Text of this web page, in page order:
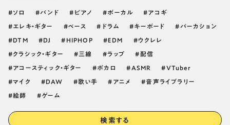
ソロ バンド ピアノ ボーカル アコギ
エレキ・ギター ベース ドラム キーボード パーカション
DTM DJ HIPHOP EDM ウクレレ
クラシック・ギター 三線 ラップ 配信
アコースティック・ギター ボカロ ASMR VTuber
マイク DAW 歌い手 アニメ 音声ライブラリー
絵師 ゲーム
検索する